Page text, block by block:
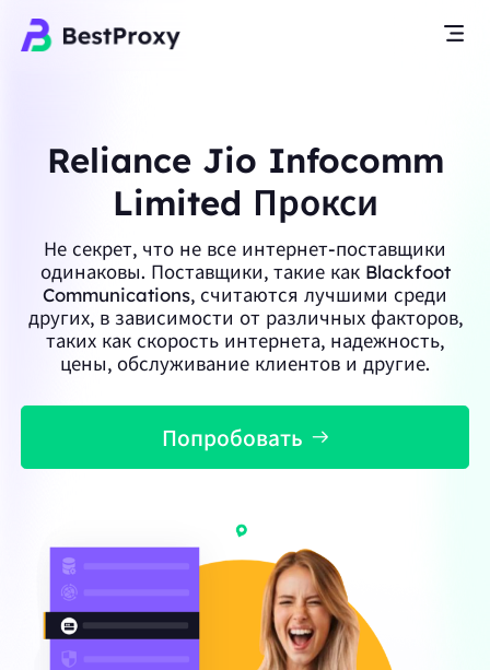
Reliance Jio Infocomm
Limited Прокси
Не секрет, что не все интернет-поставщики
одинаковы. Поставщики, такие как Blackfoot
Communications, считаются лучшими среди
других, в зависимости от различных факторов,
таких как скорость интернета, надежность,
цены, обслуживание клиентов и другие.
Попробовать